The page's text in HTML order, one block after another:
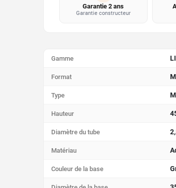
Garantie 2 ans
Garantie constructeur
Gamme
Format
Type
Hauteur
Diamètre du tube
Matériau
Couleur de la base